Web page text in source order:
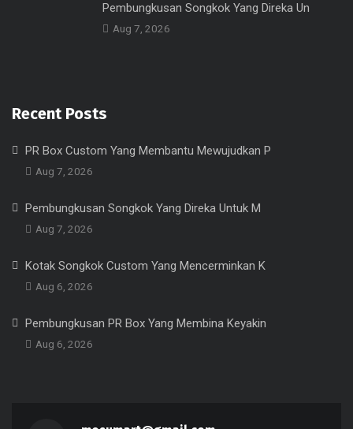
Pembungkusan Songkok Yang Direka Un
Aug 7, 2026
Recent Posts
PR Box Custom Yang Membantu Mewujudkan P
Aug 7, 2026
Pembungkusan Songkok Yang Direka Untuk M
Aug 7, 2026
Kotak Songkok Custom Yang Mencerminkan K
Aug 6, 2026
Pembungkusan PR Box Yang Membina Keyakin
Aug 6, 2026